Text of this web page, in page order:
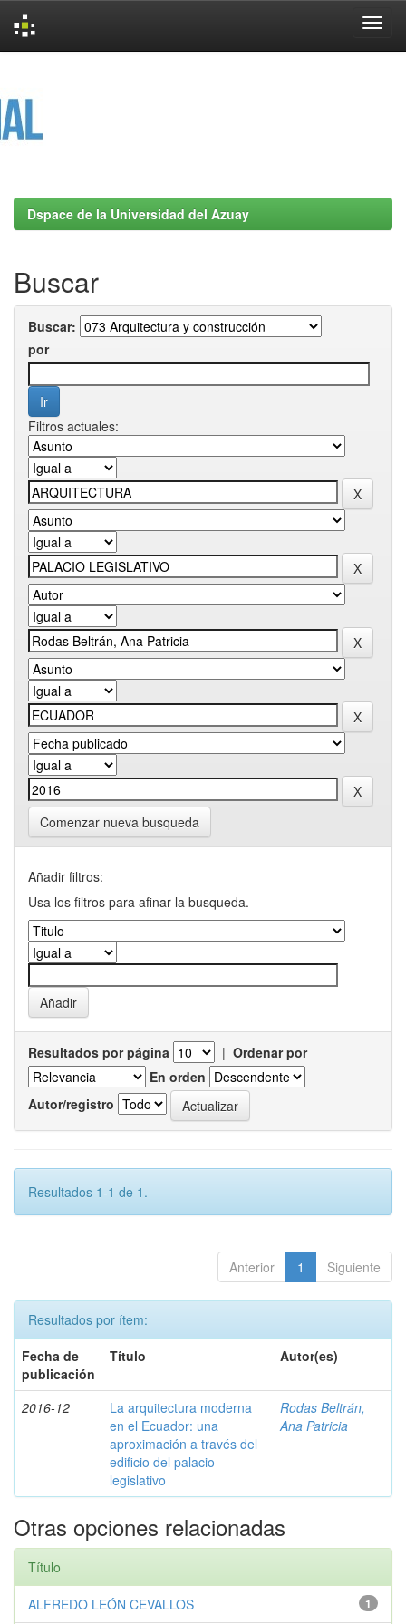
Dspace de la Universidad del Azuay
Buscar
Buscar:
por
Filtros actuales:
Comenzar nueva busqueda
Añadir filtros:
Usa los filtros para afinar la busqueda.
Resultados por página | Ordenar por
En orden
Autor/registro
Resultados 1-1 de 1.
Anterior 1 Siguiente
Resultados por ítem:
Fecha de
publicación
Título Autor(es)
2016-12
La arquitectura moderna
en el Ecuador: una
aproximación a través del
edificio del palacio
legislativo
Rodas Beltrán,
Ana Patricia
Otras opciones relacionadas
Título
1
ALFREDO LEÓN CEVALLOS